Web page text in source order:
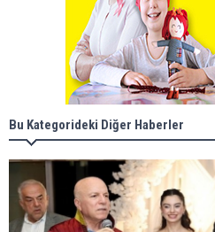
Bu Kategorideki Diğer Haberler